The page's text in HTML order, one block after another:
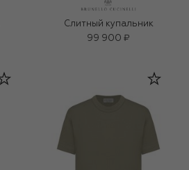
Слитный купальник
99 900 ₽